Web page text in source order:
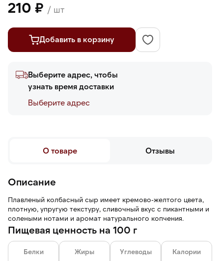
210 ₽ / шт
Добавить в корзину
Выберите адрес, чтобы
узнать время доставки
Выберите адреc
О товаре Отзывы
Описание
Плавленый колбасный сыр имеет кремово-желтого цвета,
плотную, упругую текстуру, сливочный вкус с пикантными и
солеными нотами и аромат натурального копчения.
Пищевая ценность на 100 г
Белки Жиры Углеводы Калории